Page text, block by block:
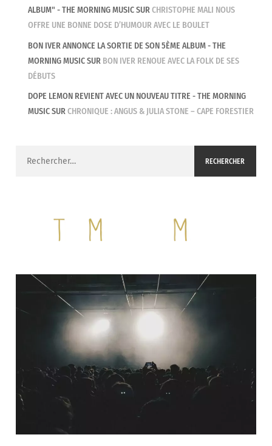
ALBUM" - THE MORNING MUSICSURCHRISTOPHE MALI NOUS
OFFRE UNE BONNE DOSE D’HUMOUR AVEC LE BOULET
BON IVER ANNONCE LA SORTIE DE SON 5ÈME ALBUM - THE
MORNING MUSICSUR BON IVER RENOUE AVEC LA FOLK DE SES
DÉBUTS
DOPE LEMON REVIENT AVEC UN NOUVEAU TITRE - THE MORNING
MUSICSURCHRONIQUE : ANGUS & JULIA STONE – CAPE FORESTIER